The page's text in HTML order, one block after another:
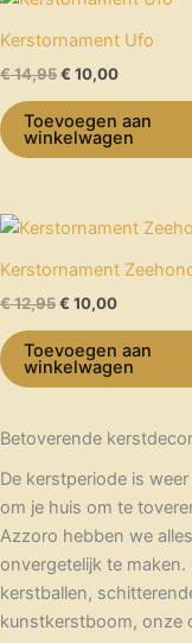
Kerstornament Ufo
€14,95
was:
€ 10,00
is:
Toevoegen aan
winkelwagen
Kerstornament
€12,95
Oorspronkelijke
was:
€ 10,00
Huidige
is:
Toevoegen aan
winkelwagen
Betoverende
De kerstperiode is
om je huis om te
Azzoro hebben we
onvergetelijk te
kerstballen,
kunstkerstboom, onze